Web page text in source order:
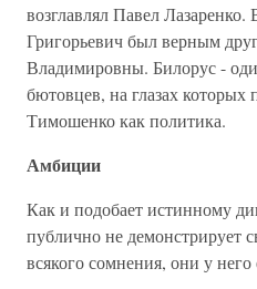
возглавлял Павел Лазаренко.
Григорьевич был верным
Владимировны. Билорус -
бютовцев, на глазах которых
Тимошенко как политика.
Амбиции
Как и подобает истинному
публично не демонстрирует
всякого сомнения, они у него